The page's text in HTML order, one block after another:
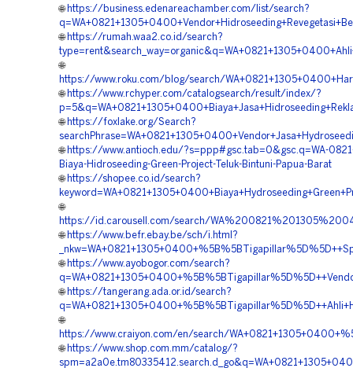
🌐 https://business.edenareachamber.com/list/search?
🌐 https://rumah.waa2.co.id/search?
🌐
https://www.roku.com/blog/search/
🌐 https://www.rchyper.com/catalogsearch/result/index/?
🌐 https://foxlake.org/Search?
🌐 https://www.antioch.edu/?s=ppp#gsc.tab=0&gsc.q=WA-
Biaya-Hidroseeding-Green-Project-Teluk-Bintuni-Papua-Barat
🌐 https://shopee.co.id/search?
🌐
https://id.carousell.com/search/
🌐 https://www.befr.ebay.be/sch/i.html?
🌐 https://www.ayobogor.com/search?
🌐 https://tangerang.ada.or.id/search?
🌐
https://www.craiyon.com/en/search/
🌐 https://www.shop.com.mm/catalog/?